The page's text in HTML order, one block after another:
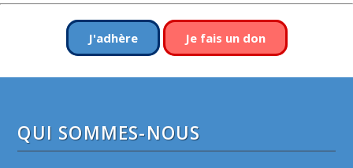
J'adhère Je fais un don
QUI SOMMES-NOUS